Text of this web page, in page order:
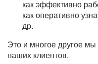
как эффективно
как оперативно
др.
Это и многое другое
наших клиентов.